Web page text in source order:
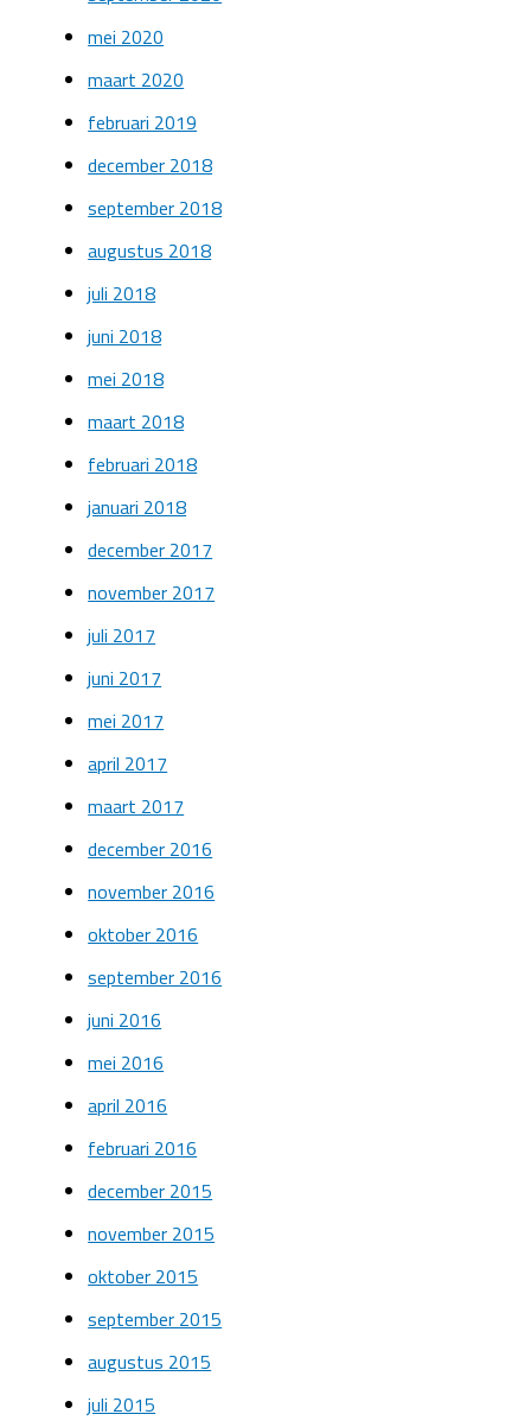
mei 2020
maart 2020
februari 2019
december 2018
september 2018
augustus 2018
juli 2018
juni 2018
mei 2018
maart 2018
februari 2018
januari 2018
december 2017
november 2017
juli 2017
juni 2017
mei 2017
april 2017
maart 2017
december 2016
november 2016
oktober 2016
september 2016
juni 2016
mei 2016
april 2016
februari 2016
december 2015
november 2015
oktober 2015
september 2015
augustus 2015
juli 2015